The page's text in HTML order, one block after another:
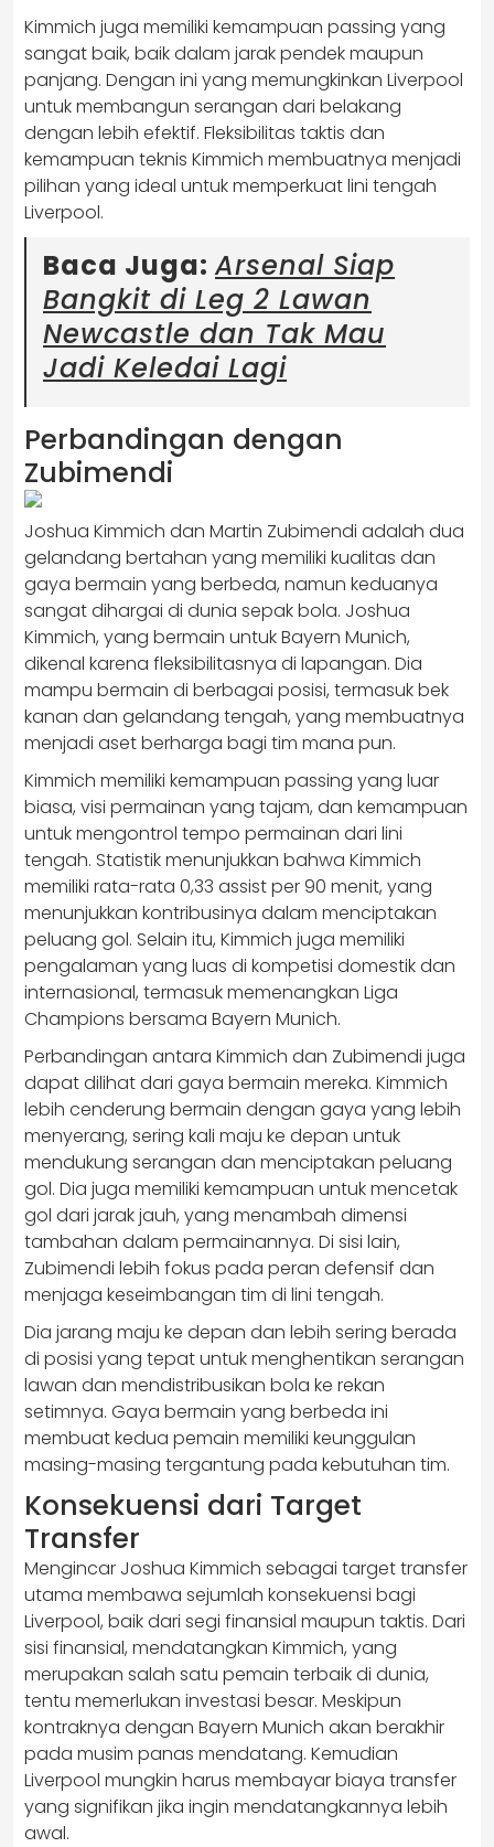
Kimmich juga memiliki kemampuan passing yang
sangat baik, baik dalam jarak pendek maupun
panjang. Dengan ini yang memungkinkan Liverpool
untuk membangun serangan dari belakang
dengan lebih efektif. Fleksibilitas taktis dan
kemampuan teknis Kimmich membuatnya menjadi
pilihan yang ideal untuk memperkuat lini tengah
Liverpool.
Baca Juga:Arsenal Siap
Bangkit di Leg 2 Lawan
Newcastle dan Tak Mau
Jadi Keledai Lagi
Perbandingan dengan
Zubimendi
Joshua Kimmich dan Martin Zubimendi adalah dua
gelandang bertahan yang memiliki kualitas dan
gaya bermain yang berbeda, namun keduanya
sangat dihargai di dunia sepak bola. Joshua
Kimmich, yang bermain untuk Bayern Munich,
dikenal karena fleksibilitasnya di lapangan. Dia
mampu bermain di berbagai posisi, termasuk bek
kanan dan gelandang tengah, yang membuatnya
menjadi aset berharga bagi tim mana pun.
Kimmich memiliki kemampuan passing yang luar
biasa, visi permainan yang tajam, dan kemampuan
untuk mengontrol tempo permainan dari lini
tengah. Statistik menunjukkan bahwa Kimmich
memiliki rata-rata 0,33 assist per 90 menit, yang
menunjukkan kontribusinya dalam menciptakan
peluang gol. Selain itu, Kimmich juga memiliki
pengalaman yang luas di kompetisi domestik dan
internasional, termasuk memenangkan Liga
Champions bersama Bayern Munich.
Perbandingan antara Kimmich dan Zubimendi juga
dapat dilihat dari gaya bermain mereka. Kimmich
lebih cenderung bermain dengan gaya yang lebih
menyerang, sering kali maju ke depan untuk
mendukung serangan dan menciptakan peluang
gol. Dia juga memiliki kemampuan untuk mencetak
gol dari jarak jauh, yang menambah dimensi
tambahan dalam permainannya. Di sisi lain,
Zubimendi lebih fokus pada peran defensif dan
menjaga keseimbangan tim di lini tengah.
Dia jarang maju ke depan dan lebih sering berada
di posisi yang tepat untuk menghentikan serangan
lawan dan mendistribusikan bola ke rekan
setimnya. Gaya bermain yang berbeda ini
membuat kedua pemain memiliki keunggulan
masing-masing tergantung pada kebutuhan tim.
Konsekuensi dari Target
Transfer
Mengincar Joshua Kimmich sebagai target transfer
utama membawa sejumlah konsekuensi bagi
Liverpool, baik dari segi finansial maupun taktis. Dari
sisi finansial, mendatangkan Kimmich, yang
merupakan salah satu pemain terbaik di dunia,
tentu memerlukan investasi besar. Meskipun
kontraknya dengan Bayern Munich akan berakhir
pada musim panas mendatang. Kemudian
Liverpool mungkin harus membayar biaya transfer
yang signifikan jika ingin mendatangkannya lebih
awal.